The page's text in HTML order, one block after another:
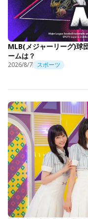
MLB(メジャーリーグ)球
ームは？
2026/8/7 スポーツ